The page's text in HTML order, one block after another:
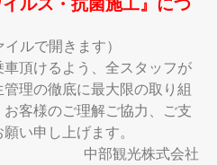
ルス・抗菌施工』につ
ルで開きます）
頂けるよう、全スタッフが
理の徹底に最大限の取り組
客様のご理解ご協力、ご支
い申し上げます。
中部観光株式会社